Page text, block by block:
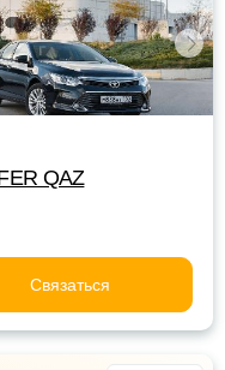
QАZ
Связаться